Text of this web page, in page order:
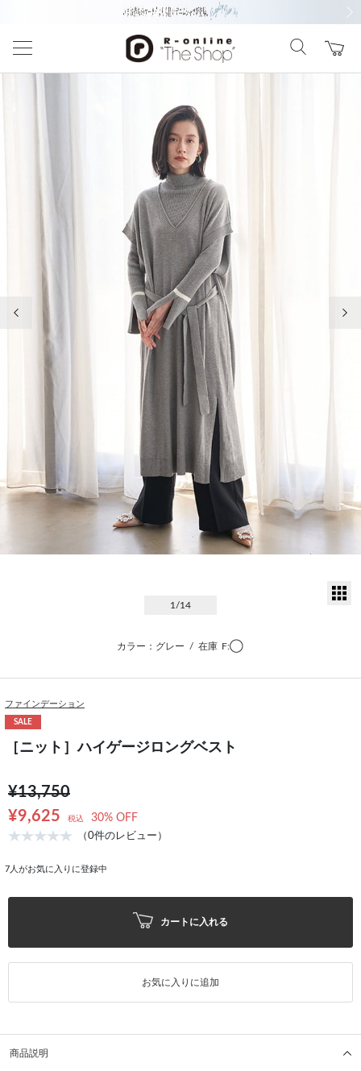
1 /14
カラー：グレー / 在庫 F:◯
ファインデーション
SALE
［ニット］ハイゲージロングベスト
¥13,750
¥9,625
税込 30% OFF
（0件のレビュー）
7 人がお気に入りに登録中
カートに入れる
お気に入りに追加
商品説明